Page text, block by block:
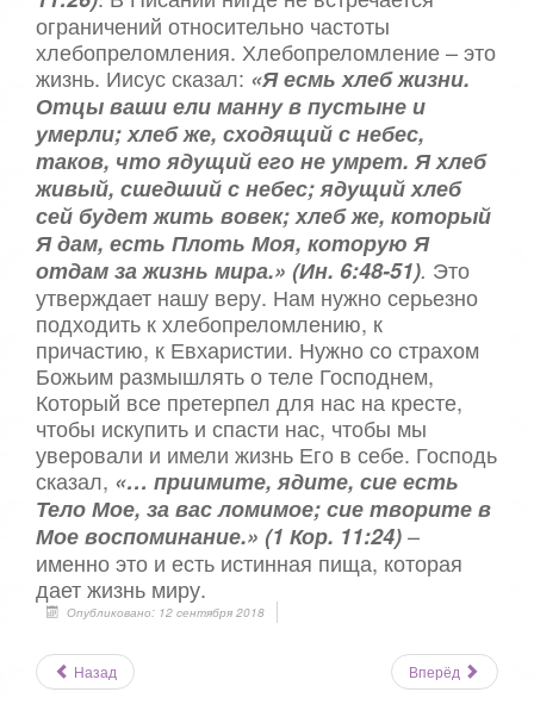
ограничений относительно частоты
хлебопреломления. Хлебопреломление – это
жизнь. Иисус сказал: «Я есмь хлеб жизни.
Отцы ваши ели манну в пустыне и
умерли; хлеб же, сходящий с небес,
таков, что ядущий его не умрет. Я хлеб
живый, сшедший с небес; ядущий хлеб
сей будет жить вовек; хлеб же, который
Я дам, есть Плоть Моя, которую Я
отдам за жизнь мира.» (Ин. 6:48-51). Это
утверждает нашу веру. Нам нужно серьезно
подходить к хлебопреломлению, к
причастию, к Евхаристии. Нужно со страхом
Божьим размышлять о теле Господнем,
Который все претерпел для нас на кресте,
чтобы искупить и спасти нас, чтобы мы
уверовали и имели жизнь Его в себе. Господь
сказал, «… приимите, ядите, сие есть
Тело Мое, за вас ломимое; сие творите в
Мое воспоминание.» (1 Кор. 11:24)–
именно это и есть истинная пища, которая
дает жизнь миру.
Опубликовано: 12 сентября 2018
Назад Вперёд